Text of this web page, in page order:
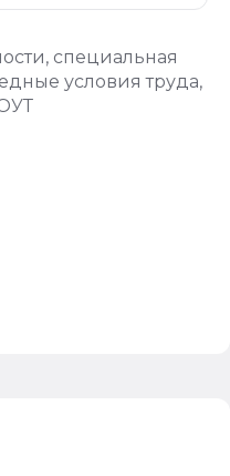
, специальная
условия труда,